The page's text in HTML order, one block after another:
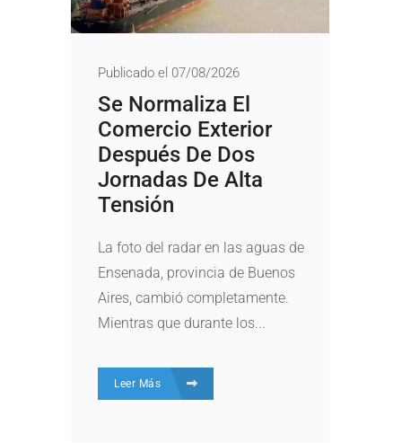
Publicado el 07/08/2026
Se Normaliza El
Comercio Exterior
Después De Dos
Jornadas De Alta
Tensión
La foto del radar en las aguas de
Ensenada, provincia de Buenos
Aires, cambió completamente.
Mientras que durante los...
Leer Más